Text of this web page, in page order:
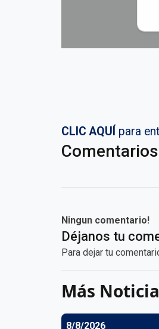
CLIC AQUÍ para
Comentarios
Ningun comentario!
Déjanos tu
Para dejar tu
Más
8/8/2026